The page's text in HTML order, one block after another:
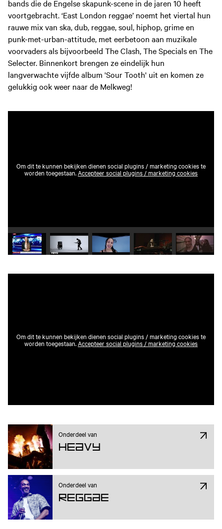
bands die de Engelse skapunk-scene in de jaren 10 heeft
voortgebracht. ‘East London reggae’ noemt het viertal hun
rauwe mix van ska, dub, reggae, soul, hiphop, grime en
punk-met-urban-attitude, met eerbetoon aan muzikale
voorvaders als bijvoorbeeld The Clash, The Specials en The
Selecter. Binnenkort brengen ze eindelijk hun
langverwachte vijfde album 'Sour Tooth' uit en komen ze
gelukkig ook weer naar de Melkweg!
Om dit te kunnen bekijken dienen social plugins / marketing cookies te
worden toegestaan.Accepteer social plugins / marketing cookies
Speel video 1 afSpeel video 2 afSpeel video 3 af Speel video 4 afSpeel
Om dit te kunnen bekijken dienen social plugins / marketing cookies te
worden toegestaan.Accepteer social plugins / marketing cookies
Onderdeel van
Heavy
Onderdeel van
Reggae